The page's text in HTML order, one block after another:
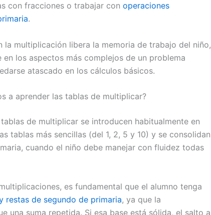
con fracciones o trabajar con operaciones
.
la multiplicación libera la memoria de trabajo del niño,
los aspectos más complejos de un problema
atascado en los cálculos básicos.
a aprender las tablas de multiplicar?
de multiplicar se introducen habitualmente en
tablas más sencillas (del 1, 2, 5 y 10) y se consolidan
cuando el niño debe manejar con fluidez todas
es fundamental que el alumno tenga
restas de segundo de primaria, ya que la
una suma repetida. Si esa base está sólida, el salto a